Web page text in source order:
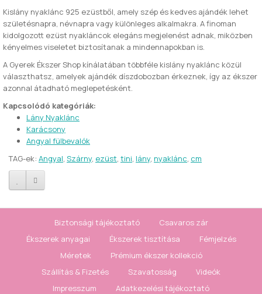
Kislány nyaklánc 925 ezüstből, amely szép és kedves ajándék lehet
születésnapra, névnapra vagy különleges alkalmakra. A finoman
kidolgozott ezüst nyakláncok elegáns megjelenést adnak, miközben
kényelmes viseletet biztosítanak a mindennapokban is.
A Gyerek Ékszer Shop kínálatában többféle kislány nyaklánc közül
választhatsz, amelyek ajándék díszdobozban érkeznek, így az ékszer
azonnal átadható meglepetésként.
Kapcsolódó kategóriák:
Lány Nyaklánc
Karácsony
Angyal fülbevalók
TAG-ek: Angyal, Szárny, ezüst, tini, lány, nyaklánc, cm
Biztonsági tájékoztató
Csavaros zár
Ékszerek anyagai
Ékszerek tisztítása
Fémjelzés
Méretek
Prémium ékszer kollekció
Szállítás & Fizetés
Szavatosság
Videók
Impresszum
Adatkezelési tájékoztató